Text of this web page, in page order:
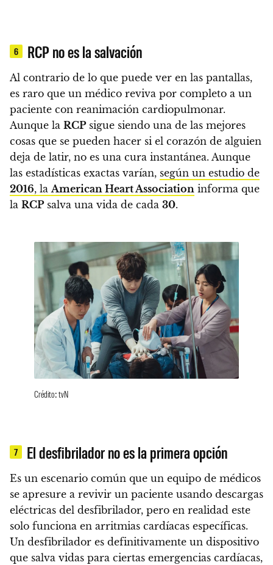
6 RCP no es la salvación
Al contrario de lo que puede ver en las pantallas,
es raro que un médico reviva por completo a un
paciente con reanimación cardiopulmonar.
Aunque la RCPsigue siendo una de las mejores
cosas que se pueden hacer si el corazón de alguien
deja de latir, no es una cura instantánea. Aunque
las estadísticas exactas varían, según un estudio de
2016, laAmerican Heart Association informa que
la RCPsalva una vida de cada 30.
Crédito: tvN
7 El desfibrilador no es la primera opción
Es un escenario común que un equipo de médicos
se apresure a revivir un paciente usando descargas
eléctricas del desfibrilador, pero en realidad este
solo funciona en arritmias cardíacas específicas.
Un desfibrilador es definitivamente un dispositivo
que salva vidas para ciertas emergencias cardíacas,